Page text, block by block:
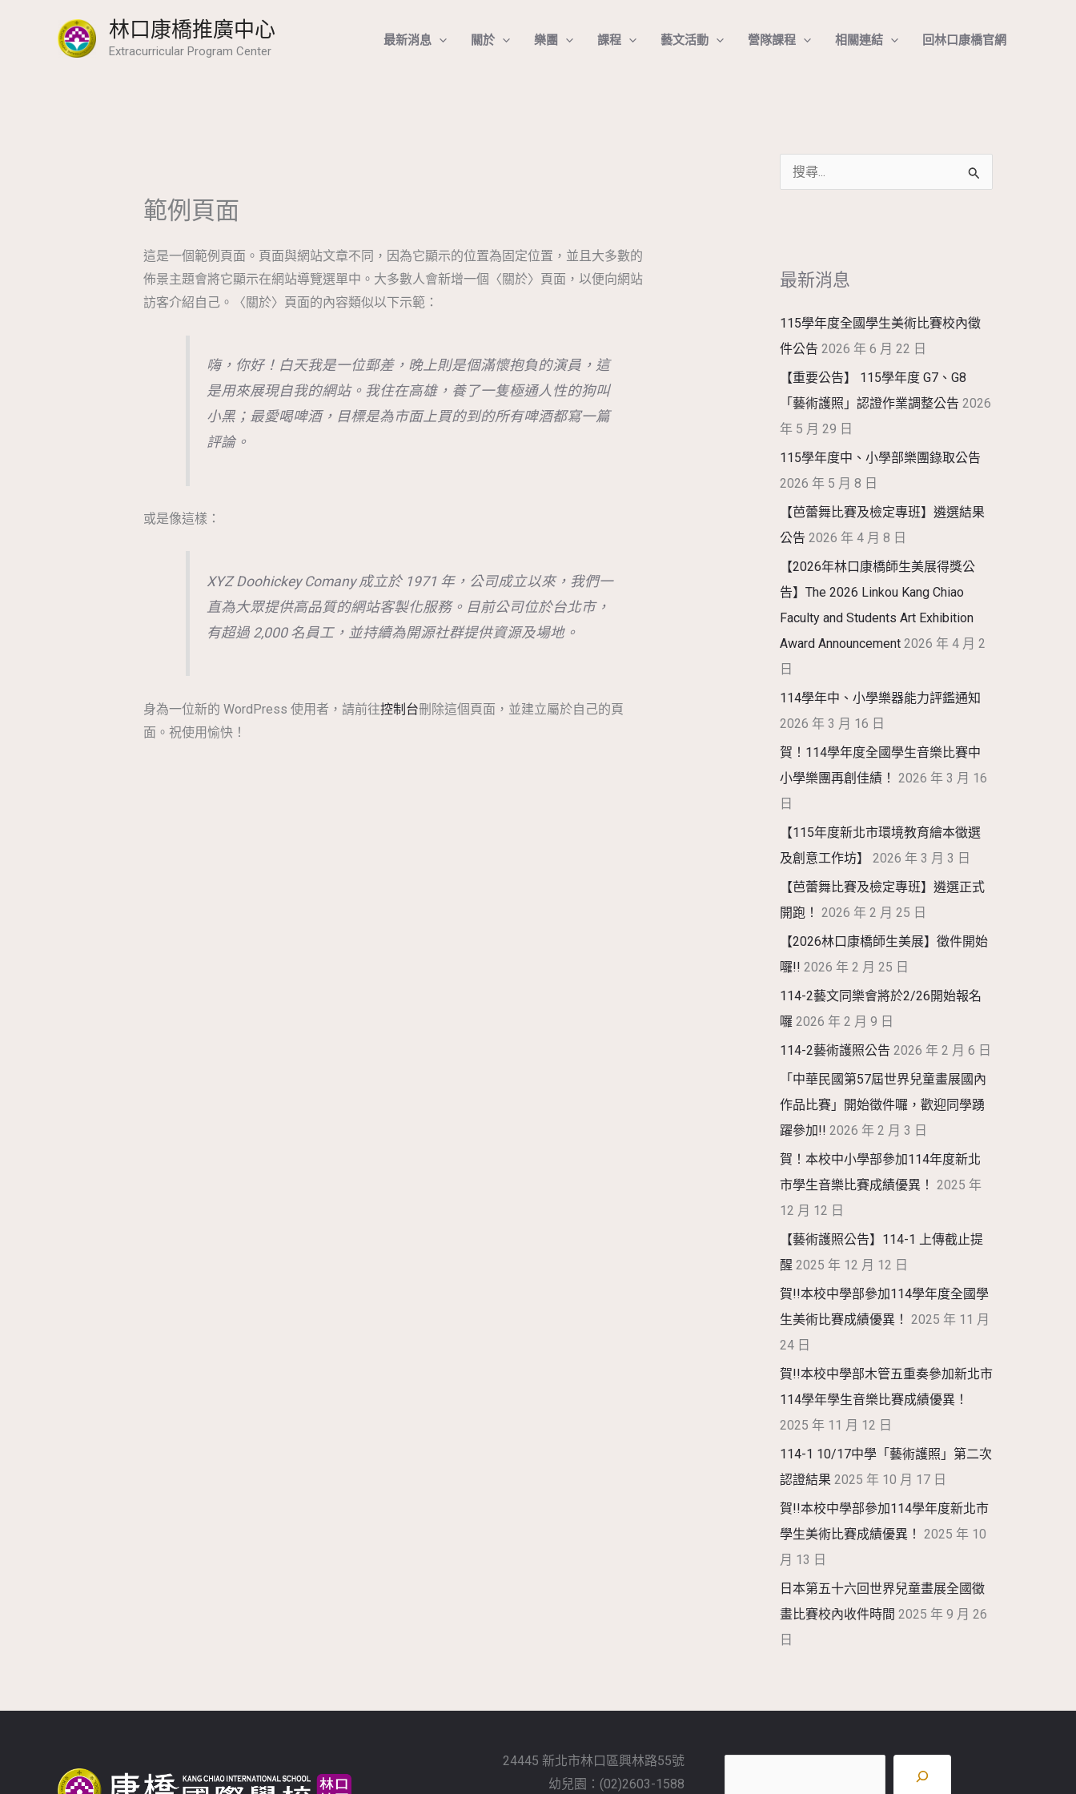
林口康橋推廣中心
Extracurricular Program Center
最新消息 關於 樂團 課程 藝文活動 營隊課程 相關連結 回林口康橋官網
範例頁面
這是一個範例頁面。頁面與網站文章不同，因為它顯示的位置為固定位置，並且大多數的
佈景主題會將它顯示在網站導覽選單中。大多數人會新增一個〈關於〉頁面，以便向網站
訪客介紹自己。〈關於〉頁面的內容類似以下示範：
嗨，你好！白天我是一位郵差，晚上則是個滿懷抱負的演員，這
是用來展現自我的網站。我住在高雄，養了一隻極通人性的狗叫
小黑；最愛喝啤酒，目標是為市面上買的到的所有啤酒都寫一篇
評論。
或是像這樣：
XYZ Doohickey Comany 成立於 1971 年，公司成立以來，我們一
直為大眾提供高品質的網站客製化服務。目前公司位於台北市，
有超過 2,000 名員工，並持續為開源社群提供資源及場地。
身為一位新的 WordPress 使用者，請前往控制台刪除這個頁面，並建立屬於自己的頁
面。祝使用愉快！
字
最新消息
115學年度全國學生美術比賽校內徵
件公告 2026 年 6 月 22 日
【重要公告】 115學年度 G7、G8
「藝術護照」認證作業調整公告 2026
年 5 月 29 日
115學年度中、小學部樂團錄取公告
2026 年 5 月 8 日
【芭蕾舞比賽及檢定專班】遴選結果
公告 2026 年 4 月 8 日
【2026年林口康橋師生美展得獎公
告】The 2026 Linkou Kang Chiao
Faculty and Students Art Exhibition
Award Announcement 2026 年 4 月 2
日
114學年中、小學樂器能力評鑑通知
2026 年 3 月 16 日
賀！114學年度全國學生音樂比賽中
小學樂團再創佳績！ 2026 年 3 月 16
日
【115年度新北市環境教育繪本徵選
及創意工作坊】
2026 年 3 月 3 日
【芭蕾舞比賽及檢定專班】遴選正式
開跑！ 2026 年 2 月 25 日
【2026林口康橋師生美展】徵件開始
囉!! 2026 年 2 月 25 日
114-2藝文同樂會將於2/26開始報名
囉 2026 年 2 月 9 日
114-2藝術護照公告 2026 年 2 月 6 日
「中華民國第57屆世界兒童畫展國內
作品比賽」開始徵件囉，歡迎同學踴
躍參加!! 2026 年 2 月 3 日
賀！本校中小學部參加114年度新北
市學生音樂比賽成績優異！ 2025 年
12 月 12 日
【藝術護照公告】114-1 上傳截止提
醒 2025 年 12 月 12 日
賀!!本校中學部參加114學年度全國學
生美術比賽成績優異！ 2025 年 11 月
24 日
賀!!本校中學部木管五重奏參加新北市
114學年學生音樂比賽成績優異！
2025 年 11 月 12 日
114-1 10/17中學「藝術護照」第二次
認證結果 2025 年 10 月 17 日
賀!!本校中學部參加114學年度新北市
學生美術比賽成績優異！ 2025 年 10
月 13 日
日本第五十六回世界兒童畫展全國徵
畫比賽校內收件時間 2025 年 9 月 26
日
24445 新北市林口區興林路55號
幼兒園：(02)2603-1588